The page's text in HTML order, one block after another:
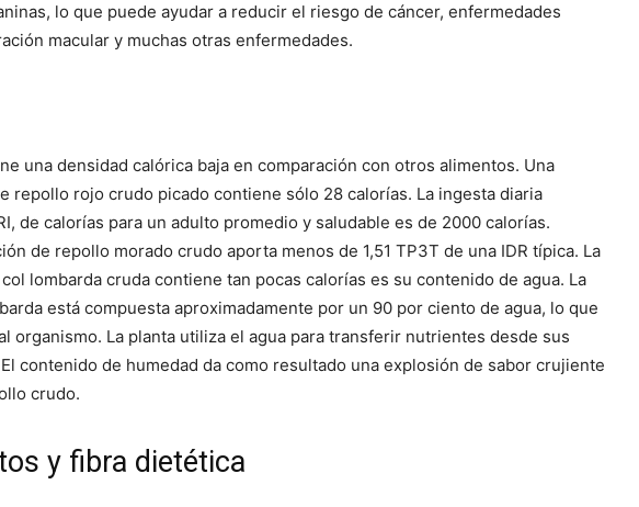
lo que puede ayudar a reducir el riesgo de cáncer, enfermedades
macular y muchas otras enfermedades.
una densidad calórica baja en comparación con otros alimentos. Una
repollo rojo crudo picado contiene sólo 28 calorías. La ingesta diaria
de calorías para un adulto promedio y saludable es de 2000 calorías.
de repollo morado crudo aporta menos de 1,51 TP3T de una IDR típica. La
lombarda cruda contiene tan pocas calorías es su contenido de agua. La
está compuesta aproximadamente por un 90 por ciento de agua, lo que
organismo. La planta utiliza el agua para transferir nutrientes desde sus
contenido de humedad da como resultado una explosión de sabor crujiente
crudo.
y fibra dietética